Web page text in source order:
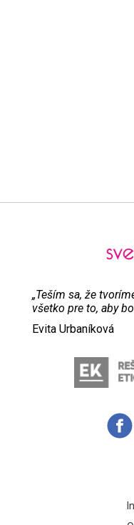
„Teším sa, že
všetko pre to, aby
Evita Urbaníková